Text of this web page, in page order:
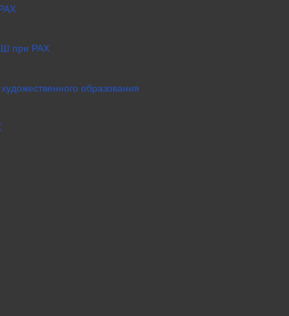
при РАХ
образования